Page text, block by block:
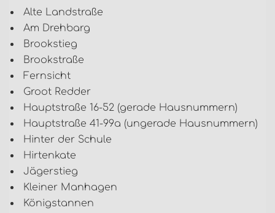
Alte Landstraße
Am Drehbarg
Brookstieg
Brookstraße
Fernsicht
Groot Redder
Hauptstraße 16-52 (gerade Hausnummern)
Hauptstraße 41-99a (ungerade Hausnummern)
Hinter der Schule
Hirtenkate
Jägerstieg
Kleiner Manhagen
Königstannen